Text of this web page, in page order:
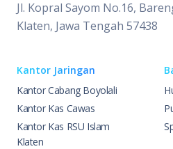
Jl. Kopral Sayom No.16,
Klaten, Jawa Tengah 57438
Kantor Jaringan
Kantor Cabang Boyolali
Kantor Kas Cawas
Kantor Kas RSU Islam
Klaten